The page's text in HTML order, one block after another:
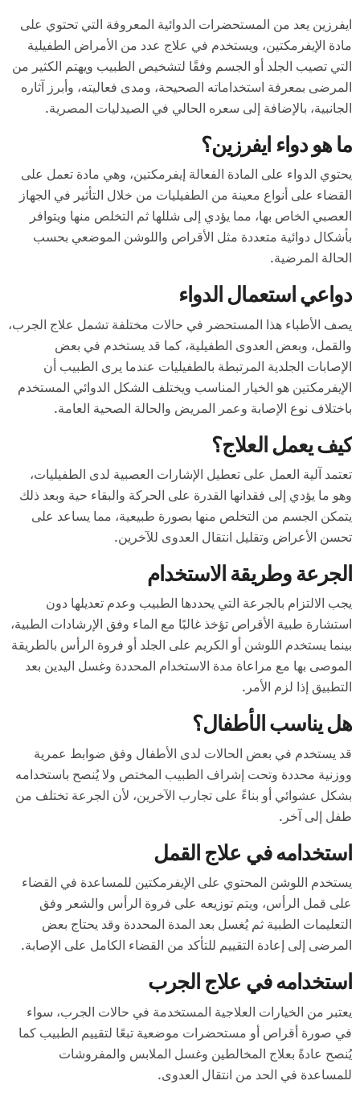
ايفرزين يعد من المستحضرات الدوائية المعروفة التي تحتوي على
مادة الإيفرمكتين، ويستخدم في علاج عدد من الأمراض الطفيلية
التي تصيب الجلد أو الجسم وفقًا لتشخيص الطبيب ويهتم الكثير من
المرضى بمعرفة استخداماته الصحيحة، ومدى فعاليته، وأبرز آثاره
الجانبية، بالإضافة إلى سعره الحالي في الصيدليات المصرية.
ما هو دواء ايفرزين؟
يحتوي الدواء على المادة الفعالة إيفرمكتين، وهي مادة تعمل على
القضاء على أنواع معينة من الطفيليات من خلال التأثير في الجهاز
العصبي الخاص بها، مما يؤدي إلى شللها ثم التخلص منها ويتوافر
بأشكال دوائية متعددة مثل الأقراص واللوشن الموضعي بحسب
الحالة المرضية.
دواعي استعمال الدواء
يصف الأطباء هذا المستحضر في حالات مختلفة تشمل علاج الجرب،
والقمل، وبعض العدوى الطفيلية، كما قد يستخدم في بعض
الإصابات الجلدية المرتبطة بالطفيليات عندما يرى الطبيب أن
الإيفرمكتين هو الخيار المناسب ويختلف الشكل الدوائي المستخدم
باختلاف نوع الإصابة وعمر المريض والحالة الصحية العامة.
كيف يعمل العلاج؟
تعتمد آلية العمل على تعطيل الإشارات العصبية لدى الطفيليات،
وهو ما يؤدي إلى فقدانها القدرة على الحركة والبقاء حية وبعد ذلك
يتمكن الجسم من التخلص منها بصورة طبيعية، مما يساعد على
تحسن الأعراض وتقليل انتقال العدوى للآخرين.
الجرعة وطريقة الاستخدام
يجب الالتزام بالجرعة التي يحددها الطبيب وعدم تعديلها دون
استشارة طبية الأقراص تؤخذ غالبًا مع الماء وفق الإرشادات الطبية،
بينما يستخدم اللوشن أو الكريم على الجلد أو فروة الرأس بالطريقة
الموصى بها مع مراعاة مدة الاستخدام المحددة وغسل اليدين بعد
التطبيق إذا لزم الأمر.
هل يناسب الأطفال؟
قد يستخدم في بعض الحالات لدى الأطفال وفق ضوابط عمرية
ووزنية محددة وتحت إشراف الطبيب المختص ولا يُنصح باستخدامه
بشكل عشوائي أو بناءً على تجارب الآخرين، لأن الجرعة تختلف من
طفل إلى آخر.
استخدامه في علاج القمل
يستخدم اللوشن المحتوي على الإيفرمكتين للمساعدة في القضاء
على قمل الرأس، ويتم توزيعه على فروة الرأس والشعر وفق
التعليمات الطبية ثم يُغسل بعد المدة المحددة وقد يحتاج بعض
المرضى إلى إعادة التقييم للتأكد من القضاء الكامل على الإصابة.
استخدامه في علاج الجرب
يعتبر من الخيارات العلاجية المستخدمة في حالات الجرب، سواء
في صورة أقراص أو مستحضرات موضعية تبعًا لتقييم الطبيب كما
يُنصح عادةً بعلاج المخالطين وغسل الملابس والمفروشات
للمساعدة في الحد من انتقال العدوى.